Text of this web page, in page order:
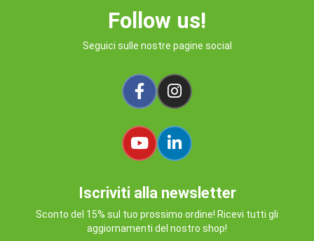
Follow us!
Seguici sulle nostre pagine social
Iscriviti alla newsletter
Sconto del 15% sul tuo prossimo ordine! Ricevi tutti gli
aggiornamenti del nostro shop!